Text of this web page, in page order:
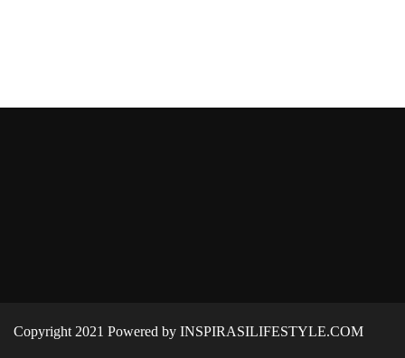
Copyright 2021 Powered by INSPIRASILIFESTYLE.COM